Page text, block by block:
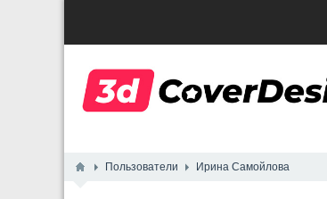
Пользователи Ирина Самойлова